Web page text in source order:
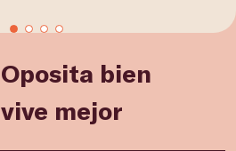
Oposita bien
vive mejor